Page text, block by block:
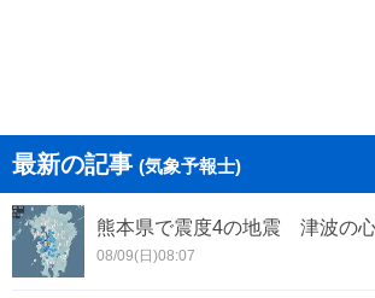
最新の記事 (気象予報士)
熊本県で震度4の地震 津波の
08/09(日)08:07